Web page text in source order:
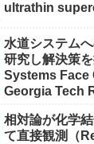
ultrathin
水道システム
研究し解決策
Systems Face
Georgia Tech
相対論が化学
て直接観測（